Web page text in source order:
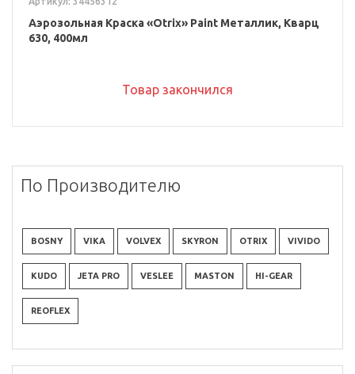
Аэрозольная Краска «Otrix» Paint Металлик, Кварц
630, 400мл
Товар закончился
По Производителю
BOSNY VIKA VOLVEX SKYRON OTRIX VIVIDO
KUDO JETA PRO VESLEE MASTON HI-GEAR
REOFLEX